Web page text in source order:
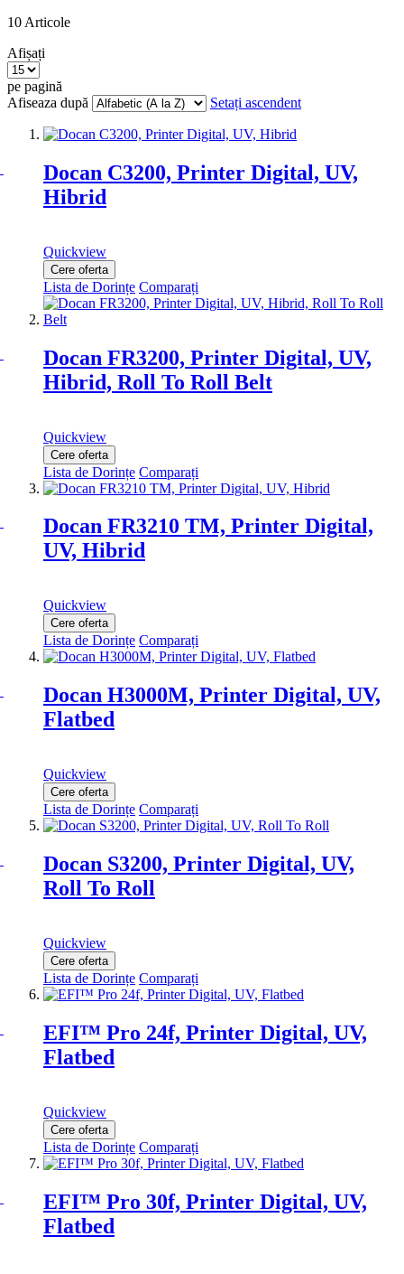
10 Articole
Afișați
pe pagină
Afiseaza după
Setați ascendent
Docan C3200, Printer Digital, UV,
Hibrid
Quickview
Cere oferta
Lista de Dorințe Comparați
Docan FR3200, Printer Digital, UV,
Hibrid, Roll To Roll Belt
Quickview
Cere oferta
Lista de Dorințe Comparați
Docan FR3210 TM, Printer Digital,
UV, Hibrid
Quickview
Cere oferta
Lista de Dorințe Comparați
Docan H3000M, Printer Digital, UV,
Flatbed
Quickview
Cere oferta
Lista de Dorințe Comparați
Docan S3200, Printer Digital, UV,
Roll To Roll
Quickview
Cere oferta
Lista de Dorințe Comparați
EFI™ Pro 24f, Printer Digital, UV,
Flatbed
Quickview
Cere oferta
Lista de Dorințe Comparați
EFI™ Pro 30f, Printer Digital, UV,
Flatbed